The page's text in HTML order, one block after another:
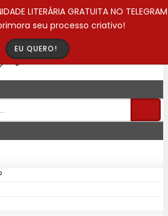
LITERÁRIA GRATUITA NO TELEGRAM
seu processo criativo!
EU QUERO!